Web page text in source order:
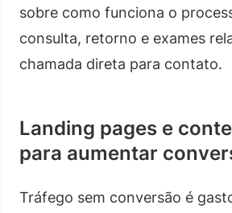
sobre como funciona o
consulta, retorno e exames
chamada direta para contato.
Landing pages e
para aumentar
Tráfego sem conversão é